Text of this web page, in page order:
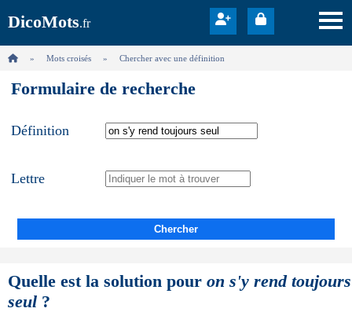
DicoMots.fr
Mots croisés Chercher avec une définition
Formulaire de recherche
Définition
Lettre
Chercher
Quelle est la solution pour on s'y rend toujours
seul ?